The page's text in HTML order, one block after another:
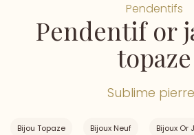
Pendentifs
Pendentif or
topaze
Sublime
Bijou Topaze Bijoux Neuf Bijoux Or